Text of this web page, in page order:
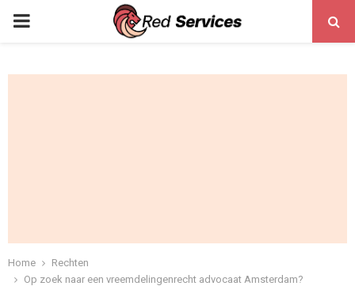
PRIMARY
Home
Rechten
Op zoek naar een ‌‌vreemdelingenrecht advocaat Amsterdam?